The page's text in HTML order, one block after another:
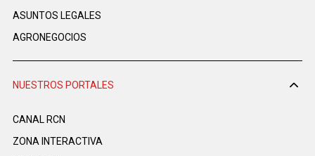
ASUNTOS LEGALES
AGRONEGOCIOS
NUESTROS PORTALES
CANAL RCN
ZONA INTERACTIVA